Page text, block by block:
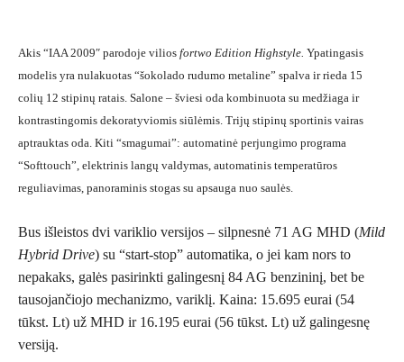
NAUDOTI
REPORTAŽAI
SPORTAS
PATARIMAI
ĮVAIRENYBĖS
Akis “IAA 2009″ parodoje vilios fortwo Edition Highstyle. Ypatingasis
modelis yra nulakuotas “šokolado rudumo metaline” spalva ir rieda 15
colių 12 stipinų ratais. Salone – šviesi oda kombinuota su medžiaga ir
kontrastingomis dekoratyviomis siūlėmis. Trijų stipinų sportinis vairas
aptrauktas oda. Kiti “smagumai”: automatinė perjungimo programa
“Softtouch”, elektrinis langų valdymas, automatinis temperatūros
reguliavimas, panoraminis stogas su apsauga nuo saulės.
Bus išleistos dvi variklio versijos – silpnesnė 71 AG MHD (Mild
Hybrid Drive) su “start-stop” automatika, o jei kam nors to
nepakaks, galės pasirinkti galingesnį 84 AG benzininį, bet be
tausojančiojo mechanizmo, variklį. Kaina: 15.695 eurai (54
tūkst. Lt) už MHD ir 16.195 eurai (56 tūkst. Lt) už galingesnę
versiją.